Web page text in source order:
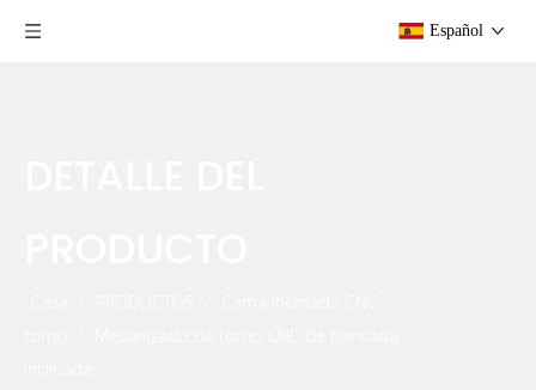
Español